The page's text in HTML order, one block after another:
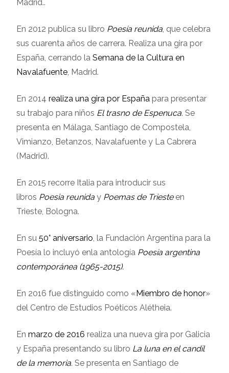
Madrid..
En 2012 publica su libro Poesía reunida , que celebra
sus cuarenta años de carrera. Realiza una gira por
España, cerrando la Semana de la Cultura en
Navalafuente , Madrid.
En 2014 realiza una gira por España para presentar
su trabajo para niños El trasno de Espenuca. Se
presenta en Málaga, Santiago de Compostela,
Vimianzo, Betanzos, Navalafuente y La Cabrera
(Madrid).
En 2015 recorre Italia para introducir sus
libros Poesia reunida y Poemas de Triesteen
Trieste, Bologna.
En su 50° aniversario , la Fundación Argentina para la
Poesía lo incluyó enla antología Poesía argentina
contemporánea (1965-2015).
En 2016 fue distinguido como «Miembro de honor»
del Centro de Estudios Poéticos Alétheia.
En marzo de 2016 realiza una nueva gira por Galicia
y España presentando su libro La luna en el candil
de la memoria. Se presenta en Santiago de